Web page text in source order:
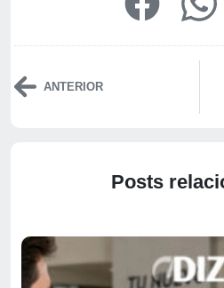
ANTERIOR
Posts